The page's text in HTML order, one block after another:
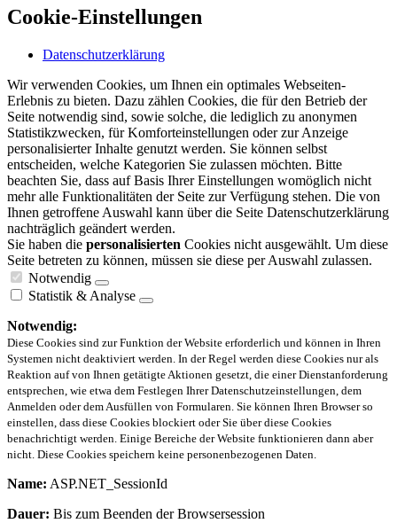
Cookie-Einstellungen
Datenschutzerklärung
Wir verwenden Cookies, um Ihnen ein optimales Webseiten-
Erlebnis zu bieten. Dazu zählen Cookies, die für den Betrieb der
Seite notwendig sind, sowie solche, die lediglich zu anonymen
Statistikzwecken, für Komforteinstellungen oder zur Anzeige
personalisierter Inhalte genutzt werden. Sie können selbst
entscheiden, welche Kategorien Sie zulassen möchten. Bitte
beachten Sie, dass auf Basis Ihrer Einstellungen womöglich nicht
mehr alle Funktionalitäten der Seite zur Verfügung stehen. Die von
Ihnen getroffene Auswahl kann über die Seite Datenschutzerklärung
nachträglich geändert werden.
Sie haben die personalisierten Cookies nicht ausgewählt. Um diese
Seite betreten zu können, müssen sie diese per Auswahl zulassen.
Notwendig
Statistik & Analyse
Notwendig:
Diese Cookies sind zur Funktion der Website erforderlich und können in Ihren
Systemen nicht deaktiviert werden. In der Regel werden diese Cookies nur als
Reaktion auf von Ihnen getätigte Aktionen gesetzt, die einer Dienstanforderung
entsprechen, wie etwa dem Festlegen Ihrer Datenschutzeinstellungen, dem
Anmelden oder dem Ausfüllen von Formularen. Sie können Ihren Browser so
einstellen, dass diese Cookies blockiert oder Sie über diese Cookies
benachrichtigt werden. Einige Bereiche der Website funktionieren dann aber
nicht. Diese Cookies speichern keine personenbezogenen Daten.
Name: ASP.NET_SessionId
Dauer: Bis zum Beenden der Browsersession